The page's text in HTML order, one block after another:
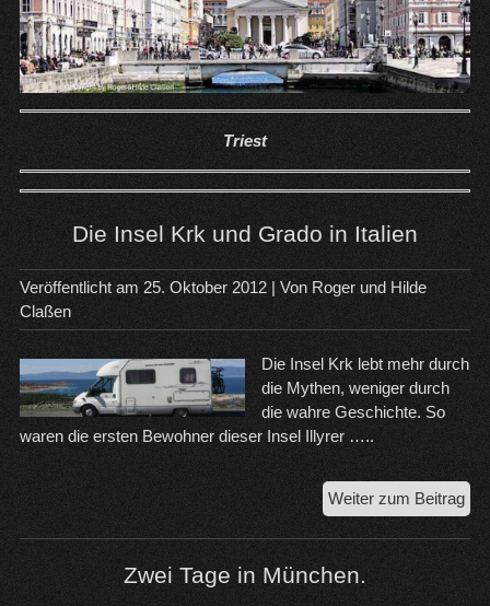
Triest
Die Insel Krk und Grado in Italien
Veröffentlicht am 25. Oktober 2012| VonRoger und Hilde
Claßen
Die Insel Krk lebt mehr durch
die Mythen, weniger durch
die wahre Geschichte. So
waren die ersten Bewohner dieser Insel Illyrer …..
Weiter zum BeitragDie
Krk
Zwei Tage in München.